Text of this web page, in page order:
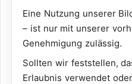
Eine Nutzung unserer
– ist nur mit unserer
Genehmigung zulässig.
Sollten wir feststellen,
Erlaubnis verwendet